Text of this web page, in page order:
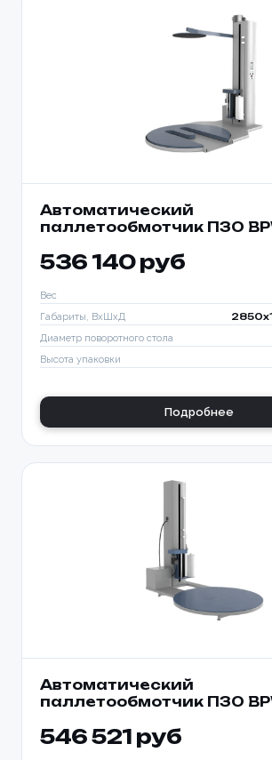
Автоматический
паллетообмотчик ПЗО
536 140 руб
Вес
Габариты, ВхШхД
Диаметр поворотного стола
Высота упаковки
Подробнее
Автоматический
паллетообмотчик ПЗО
546 521 руб